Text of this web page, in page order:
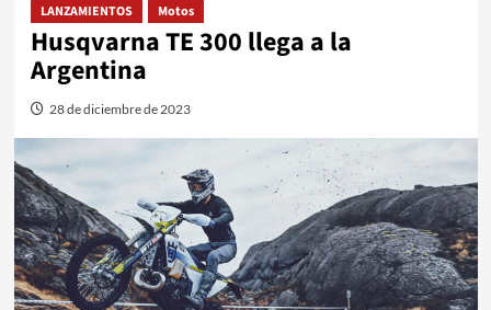
LANZAMIENTOS Motos
Husqvarna TE 300 llega a la
Argentina
28 de diciembre de 2023